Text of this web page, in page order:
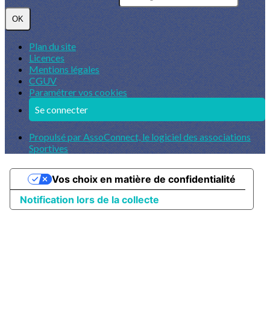
OK
Plan du site
Licences
Mentions légales
CGUV
Paramétrer vos cookies
Se connecter
Propulsé par AssoConnect, le logiciel des associations
Sportives
Notification lors de la collecte
Vos choix en matière de confidentialité